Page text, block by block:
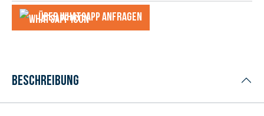
Über WhatsApp anfragеn
Beschreibung